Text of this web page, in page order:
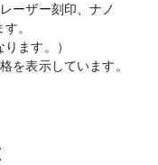
ーザー刻印、ナノ
。
ます。）
を表示しています。